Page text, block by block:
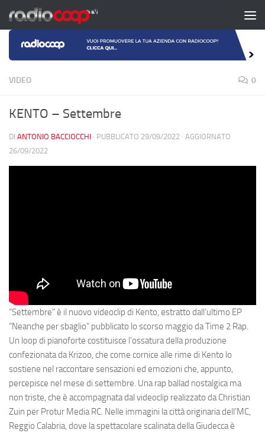
Salta al contenuto
VIDEO 0
KENTO – Settembre
DI ANTONIO BACCIOCCHI · PUBBLICATO 29/09/2022 · AGGIORNATO
26/09/2022
“Settembre” è il nuovo videoclip di Kento, estratto dall’ultimo EP
“Neanche per sbaglio” pubblicato lo scorso maggio daTime 2 Rap.
Un loop di pianoforte costituisce l’ossatura dellaproduzione
confezionata da Krizoo, che come cornice alle rime di Kento lo
sostiene nel raccontare sensazioni ed emozioni che, appunto,
percepisce nel mese di settembre. Unarap ballad nostalgica ma
non triste, che è accompagnata dal videoclip realizzato daChristian
Zuin per Protur Media RC. Nelle immagini la città originaria dell’MC,
Reggio Calabria, dove laspettacolare scalinata della Giudecca è